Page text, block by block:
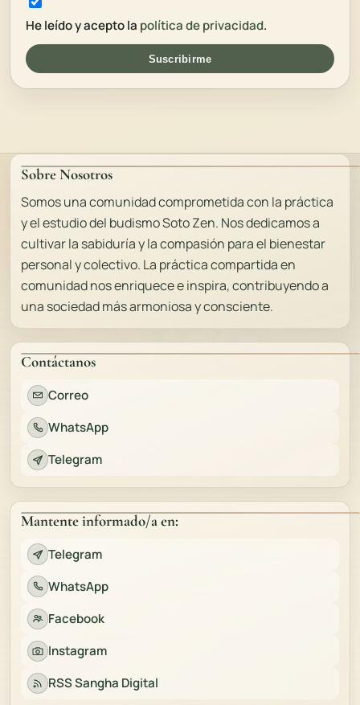
He leído y acepto la política de privacidad.
Suscribirme
Sobre Nosotros
Somos una comunidad comprometida con la práctica
y el estudio del budismo Soto Zen. Nos dedicamos a
cultivar la sabiduría y la compasión para el bienestar
personal y colectivo. La práctica compartida en
comunidad nos enriquece e inspira, contribuyendo a
una sociedad más armoniosa y consciente.
Contáctanos
Correo
WhatsApp
Telegram
Mantente informado/a en:
Telegram
WhatsApp
Facebook
Instagram
RSS Sangha Digital